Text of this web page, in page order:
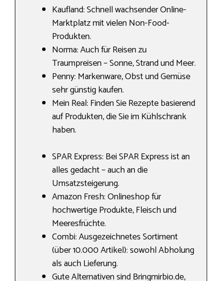
Kaufland: Schnell wachsender Online-
Marktplatz mit vielen Non-Food-
Produkten.
Norma: Auch für Reisen zu
Traumpreisen – Sonne, Strand und Meer.
Penny: Markenware, Obst und Gemüse
sehr günstig kaufen.
Mein Real: Finden Sie Rezepte basierend
auf Produkten, die Sie im Kühlschrank
haben.
SPAR Express: Bei SPAR Express ist an
alles gedacht – auch an die
Umsatzsteigerung.
Amazon Fresh: Onlineshop für
hochwertige Produkte, Fleisch und
Meeresfrüchte.
Combi: Ausgezeichnetes Sortiment
(über 10.000 Artikel): sowohl Abholung
als auch Lieferung.
Gute Alternativen sind Bringmirbio.de,